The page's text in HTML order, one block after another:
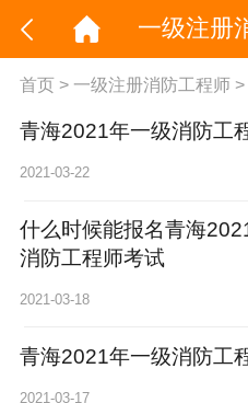
一级注册
首页> 一级注册消防工程师>
青海2021年一级消防工
2021-03-22
什么时候能报名青海
消防工程师考试
2021-03-18
青海2021年一级消防工
2021-03-17